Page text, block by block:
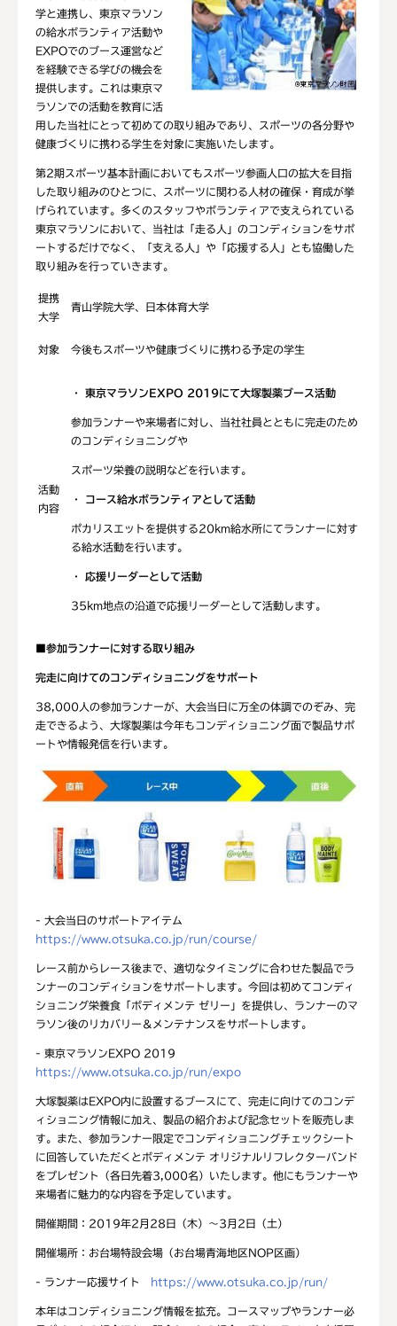
学と連携し、東京マラソン
の給水ボランティア活動や
EXPOでのブース運営など
を経験できる学びの機会を
提供します。これは東京マ
ラソンでの活動を教育に活
用した当社にとって初めての取り組みであり、スポーツの各分野や
健康づくりに携わる学生を対象に実施いたします。
第2期スポーツ基本計画においてもスポーツ参画人口の拡大を目指
した取り組みのひとつに、スポーツに関わる人材の確保・育成が挙
げられています。多くのスタッフやボランティアで支えられている
東京マラソンにおいて、当社は「走る人」のコンディションをサポ
ートするだけでなく、「支える人」や「応援する人」とも協働した
取り組みを行っていきます。
提携
大学
青山学院大学、日本体育大学
対象 今後もスポーツや健康づくりに携わる予定の学生
活動
内容
・ 東京マラソンEXPO 2019にて大塚製薬ブース活動
参加ランナーや来場者に対し、当社社員とともに完走のため
のコンディショニングや
スポーツ栄養の説明などを行います。
・ コース給水ボランティアとして活動
ポカリスエットを提供する20km給水所にてランナーに対す
る給水活動を行います。
・ 応援リーダーとして活動
35km地点の沿道で応援リーダーとして活動します。
■参加ランナーに対する取り組み
完走に向けてのコンディショニングをサポート
38,000人の参加ランナーが、大会当日に万全の体調でのぞみ、完
走できるよう、大塚製薬は今年もコンディショニング面で製品サポ
ートや情報発信を行います。
- 大会当日のサポートアイテム
https://www.otsuka.co.jp/run/course/
レース前からレース後まで、適切なタイミングに合わせた製品でラ
ンナーのコンディションをサポートします。今回は初めてコンディ
ショニング栄養食「ボディメンテ ゼリー」を提供し、ランナーのマ
ラソン後のリカバリー＆メンテナンスをサポートします。
- 東京マラソンEXPO 2019
https://www.otsuka.co.jp/run/expo
大塚製薬はEXPO内に設置するブースにて、完走に向けてのコンデ
ィショニング情報に加え、製品の紹介および記念セットを販売しま
す。また、参加ランナー限定でコンディショニングチェックシート
に回答していただくとボディメンテ オリジナルリフレクターバンド
をプレゼント（各日先着3,000名）いたします。他にもランナーや
来場者に魅力的な内容を予定しています。
開催期間：2019年2月28日（木）～3月2日（土）
開催場所：お台場特設会場（お台場青海地区NOP区画）
- ランナー応援サイト https://www.otsuka.co.jp/run/
本年はコンディショニング情報を拡充。コースマップやランナー必